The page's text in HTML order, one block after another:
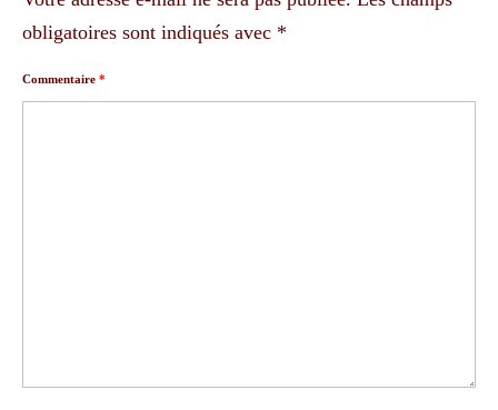
obligatoires sont indiqués avec *
Commentaire *